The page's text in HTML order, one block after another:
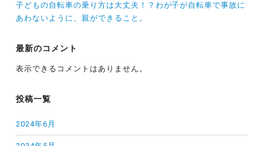
子どもの自転車の乗り方は大丈夫！？わが子が自転車で事故に
あわないように、親ができること。
最新のコメント
表示できるコメントはありません。
投稿一覧
2024年6月